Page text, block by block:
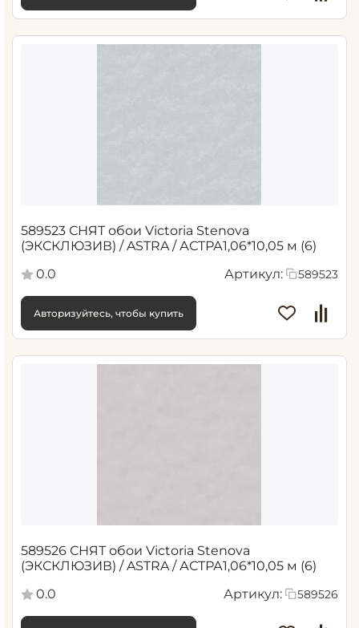
589523 СНЯТ обои Victoria Stenova
(ЭКСКЛЮЗИВ) / ASTRA / АСТРА1,06*10,05 м (6)
0.0
Артикул: 589523
Авторизуйтесь, чтобы купить
589526 СНЯТ обои Victoria Stenova
(ЭКСКЛЮЗИВ) / ASTRA / АСТРА1,06*10,05 м (6)
0.0
Артикул: 589526